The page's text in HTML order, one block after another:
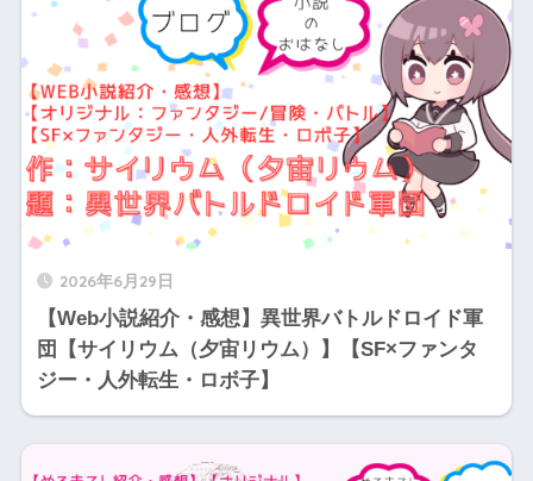
2026年6月29日
【Web小説紹介・感想】異世界バトルドロイド軍
団【サイリウム（夕宙リウム）】【SF×ファンタ
ジー・人外転生・ロボ子】